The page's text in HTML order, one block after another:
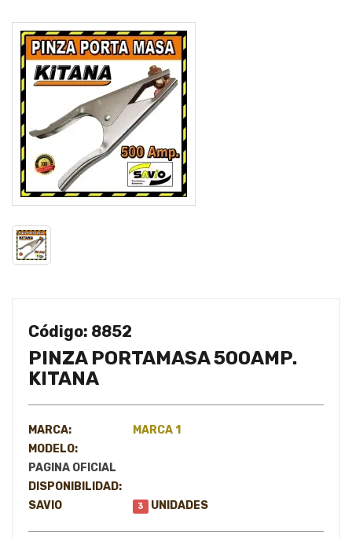
Código: 8852
PINZA PORTAMASA 500AMP.
KITANA
MARCA:
MARCA 1
MODELO:
PAGINA OFICIAL
DISPONIBILIDAD:
SAVIO
3 UNIDADES